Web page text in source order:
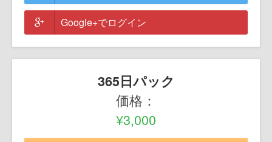
Google+でログイン
365日パック
価格：
¥3,000